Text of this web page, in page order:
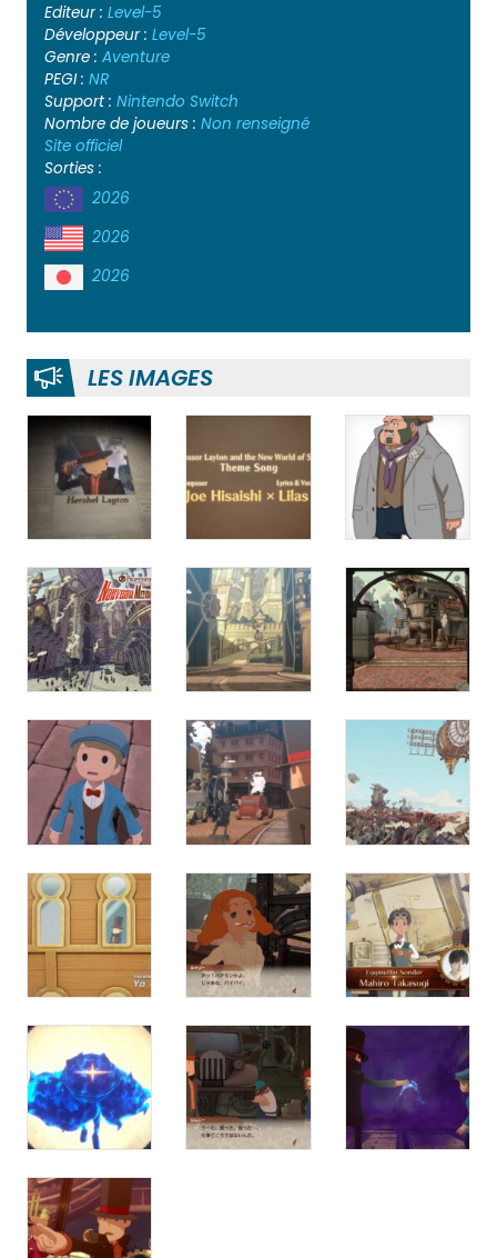
Editeur : Level-5
Développeur : Level-5
Genre : Aventure
PEGI : NR
Support : Nintendo Switch
Nombre de joueurs : Non renseigné
Site officiel
Sorties :
2026
2026
2026
LES IMAGES